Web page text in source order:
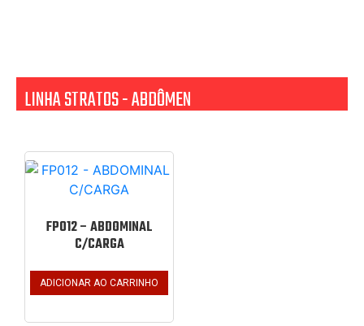
LINHA STRATOS - ABDÔMEN
FP012 – ABDOMINAL
C/CARGA
ADICIONAR AO CARRINHO